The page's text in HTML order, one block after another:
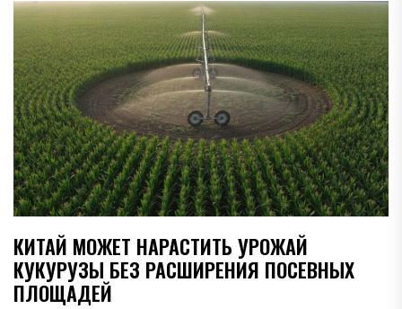
КИТАЙ МОЖЕТ НАРАСТИТЬ УРОЖАЙ
КУКУРУЗЫ БЕЗ РАСШИРЕНИЯ ПОСЕВНЫХ
ПЛОЩАДЕЙ